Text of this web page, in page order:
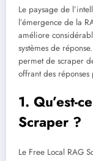
Le paysage de
l’émergence de la
améliore
systèmes de
permet de scraper
offrant des réponses
1. Qu’est-
Scraper ?
Le Free Local RAG